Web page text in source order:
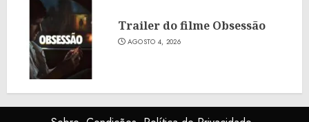
Trailer do filme Obsessão
AGOSTO 4, 2026